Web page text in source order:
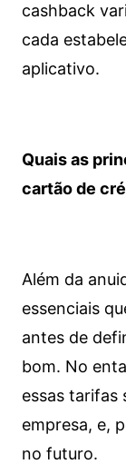
cashback
cada
aplicativo.
Quais as
cartão de
Além da
essenciais
antes de
bom. No
essas tarifas
empresa, e,
no futuro.